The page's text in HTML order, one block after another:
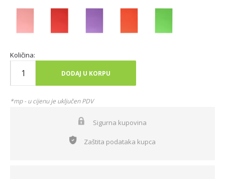
Količina:
DODAJ U KORPU
*mp - u cijenu je uključen PDV
Sigurna kupovina
Zaštita podataka kupca